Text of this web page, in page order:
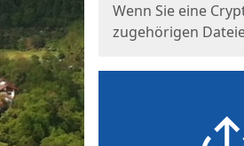
Wenn Sie eine
zugehörigen